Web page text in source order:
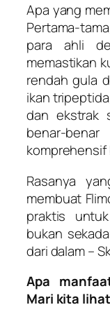
Apa yang
Pertama-
para ahli
memastikan
rendah gula
ikan
dan ekstrak
benar-
komprehensif
Rasanya
membuat
praktis
bukan
dari dalam –
Apa
Mari kita